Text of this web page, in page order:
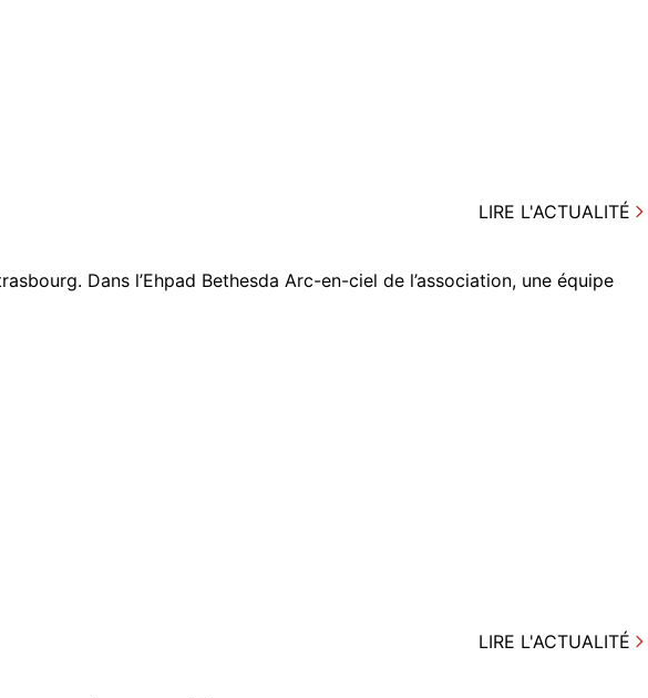
LIRE L'ACTUALITÉ
Dans l’Ehpad Bethesda Arc-en-ciel de l’association, une équipe
LIRE L'ACTUALITÉ